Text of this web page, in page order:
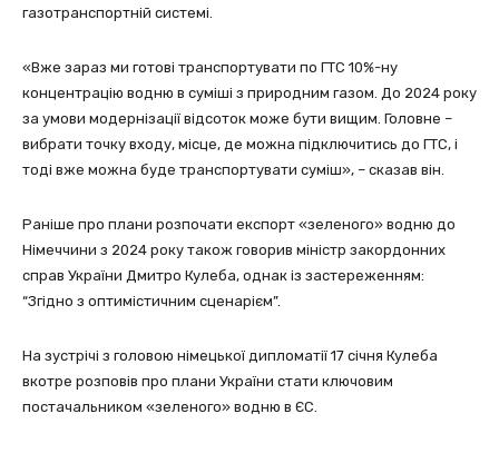
газотранспортній системі.
«Вже зараз ми готові транспортувати по ГТС 10%-ну
концентрацію водню в суміші з природним газом. До 2024 року
за умови модернізації відсоток може бути вищим. Головне –
вибрати точку входу, місце, де можна підключитись до ГТС, і
тоді вже можна буде транспортувати суміш», – сказав він.
Раніше про плани розпочати експорт «зеленого» водню до
Німеччини з 2024 року також говорив міністр закордонних
справ України Дмитро Кулеба, однак із застереженням:
“Згідно з оптимістичним сценарієм”.
На зустрічі з головою німецької дипломатії 17 січня Кулеба
вкотре розповів про плани України стати ключовим
постачальником «зеленого» водню в ЄС.